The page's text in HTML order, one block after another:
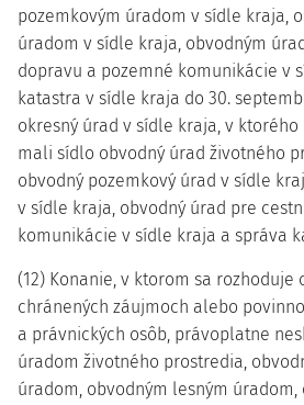
pozemkovým úradom v sídle kraja,
úradom v sídle kraja, obvodným
dopravu a pozemné komunikácie v
katastra v sídle kraja do 30.
okresný úrad v sídle kraja, v
mali sídlo obvodný úrad životného
obvodný pozemkový úrad v sídle
v sídle kraja, obvodný úrad pre
komunikácie v sídle kraja a správa
(12) Konanie, v ktorom sa rozhoduje
chránených záujmoch alebo
a právnických osôb, právoplatne
úradom životného prostredia,
úradom, obvodným lesným